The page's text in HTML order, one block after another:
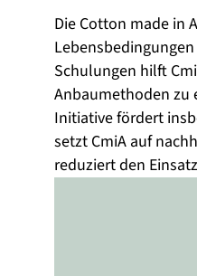
Die Cotton made in
Schulungen hilft
Anbaumethoden zu
Initiative fördert
setzt CmiA auf
reduziert den